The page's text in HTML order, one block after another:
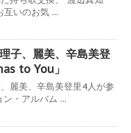
互いのお気 ...
子、麗美、辛島美登
to You」
麗美、辛島美登里4人が参
・アルバム ...